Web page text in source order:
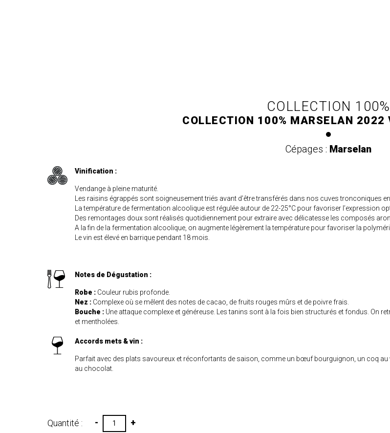
COLLECTION 100%
COLLECTION 100% MARSELAN 2022
Cépages : Marselan
Vinification :
Vendange à pleine maturité.
Les raisins égrappés sont soigneusement triés avant d’être transférés dans nos cuves tronconiques
La température de fermentation alcoolique est régulée autour de 22-25°C pour favoriser l’expression
Des remontages doux sont réalisés quotidiennement pour extraire avec délicatesse les composés
A la fin de la fermentation alcoolique, on augmente légèrement la température pour favoriser la
Le vin est élevé en barrique pendant 18 mois.
Notes de Dégustation :
Robe : Couleur rubis profonde.
Nez : Complexe où se mêlent des notes de cacao, de fruits rouges mûrs et de poivre frais.
Bouche : Une attaque complexe et généreuse. Les tanins sont à la fois bien structurés et fondus. On
et mentholées.
Accords mets & vin :
Parfait avec des plats savoureux et réconfortants de saison, comme un bœuf bourguignon, un coq au
au chocolat.
Quantité : - +